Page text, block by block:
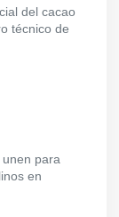
del cacao
técnico de
para
en